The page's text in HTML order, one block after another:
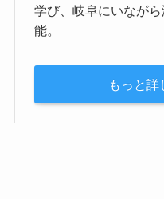
学び、岐阜にいなが
能。
もっと詳